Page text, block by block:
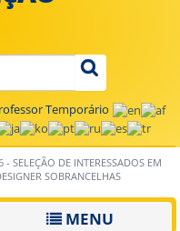
Temporário
- SELEÇÃO DE INTERESSADOS EM
SOBRANCELHAS
MENU